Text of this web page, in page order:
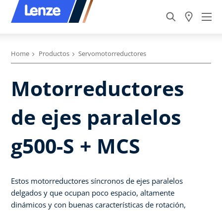
Home Productos Servomotorreductores
Motorreductores
de ejes paralelos
g500-S + MCS
Estos motorreductores síncronos de ejes paralelos
delgados y que ocupan poco espacio, altamente
dinámicos y con buenas características de rotación,